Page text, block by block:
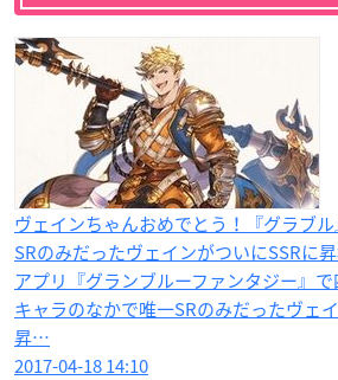
ヴェインちゃんおめでとう！『グラブ
SRのみだったヴェインがついにSSRに昇
アプリ『グランブルーファンタジー』
キャラのなかで唯一SRのみだったヴェ
昇…
2017-04-18 14:10